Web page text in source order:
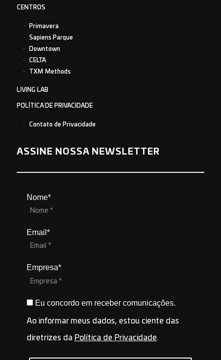
CENTROS
Primavera
Sapiens Parque
Downtown
CELTA
TXM Methods
LIVING LAB
POLÍTICA DE PRIVACIDADE
Contato de Privacidade
ASSINE NOSSA NEWSLETTER
Nome*
Email*
Empresa*
Eu concordo em receber comunicações.
Ao informar meus dados, estou ciente das
diretrizes da Política de Privacidade.